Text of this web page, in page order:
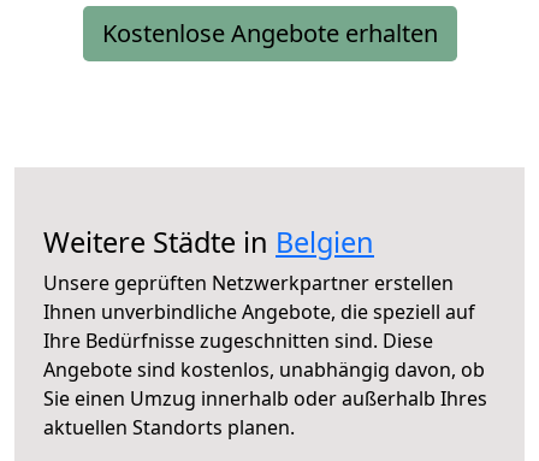
Kostenlose Angebote erhalten
Weitere Städte in Belgien
Unsere geprüften Netzwerkpartner erstellen
Ihnen unverbindliche Angebote, die speziell auf
Ihre Bedürfnisse zugeschnitten sind. Diese
Angebote sind kostenlos, unabhängig davon, ob
Sie einen Umzug innerhalb oder außerhalb Ihres
aktuellen Standorts planen.